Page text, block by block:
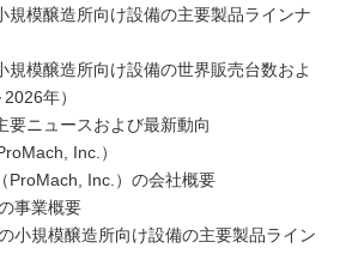
規模醸造所向け設備の主要製品ラインナ
規模醸造所向け設備の世界販売台数およ
年）
要ニュースおよび最新動向
Inc.）
ProMach, Inc.）の会社概要
事業概要
小規模醸造所向け設備の主要製品ライン